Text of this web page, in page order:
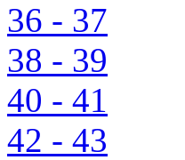
36 - 37
38 - 39
40 - 41
42 - 43